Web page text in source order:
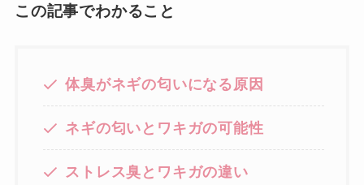
この記事でわかること
体臭がネギの匂いになる原因
ネギの匂いとワキガの可能性
ストレス臭とワキガの違い